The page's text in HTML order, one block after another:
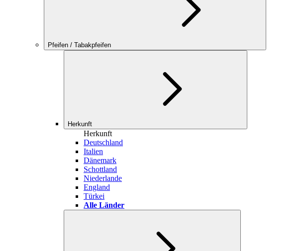
Pfeifen / Tabakpfeifen
Herkunft
Herkunft
Deutschland
Italien
Dänemark
Schottland
Niederlande
England
Türkei
Alle Länder